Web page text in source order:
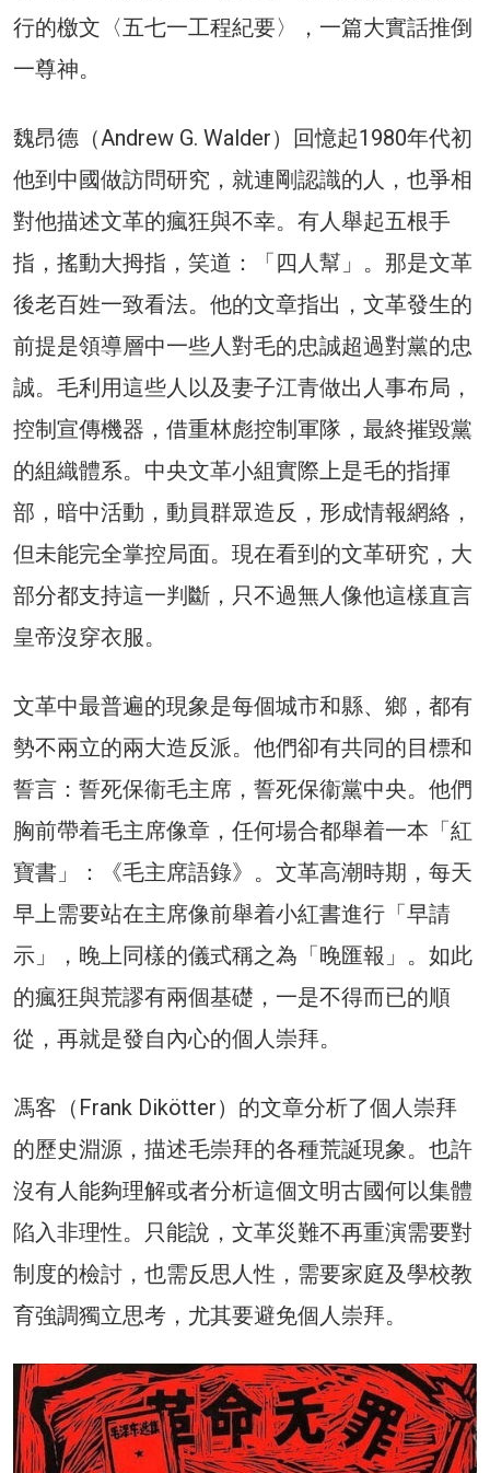
行的檄文〈五七一工程紀要〉，一篇大實話推倒
一尊神。
魏昂德（Andrew G. Walder）回憶起1980年代初
他到中國做訪問研究，就連剛認識的人，也爭相
對他描述文革的瘋狂與不幸。有人舉起五根手
指，搖動大拇指，笑道：「四人幫」。那是文革
後老百姓一致看法。他的文章指出，文革發生的
前提是領導層中一些人對毛的忠誠超過對黨的忠
誠。毛利用這些人以及妻子江青做出人事布局，
控制宣傳機器，借重林彪控制軍隊，最終摧毀黨
的組織體系。中央文革小組實際上是毛的指揮
部，暗中活動，動員群眾造反，形成情報網絡，
但未能完全掌控局面。現在看到的文革研究，大
部分都支持這一判斷，只不過無人像他這樣直言
皇帝沒穿衣服。
文革中最普遍的現象是每個城市和縣、鄉，都有
勢不兩立的兩大造反派。他們卻有共同的目標和
誓言：誓死保衞毛主席，誓死保衞黨中央。他們
胸前帶着毛主席像章，任何場合都舉着一本「紅
寶書」：《毛主席語錄》。文革高潮時期，每天
早上需要站在主席像前舉着小紅書進行「早請
示」，晚上同樣的儀式稱之為「晚匯報」。如此
的瘋狂與荒謬有兩個基礎，一是不得而已的順
從，再就是發自內心的個人崇拜。
馮客（Frank Dikötter）的文章分析了個人崇拜
的歷史淵源，描述毛崇拜的各種荒誕現象。也許
沒有人能夠理解或者分析這個文明古國何以集體
陷入非理性。只能說，文革災難不再重演需要對
制度的檢討，也需反思人性，需要家庭及學校教
育強調獨立思考，尤其要避免個人崇拜。